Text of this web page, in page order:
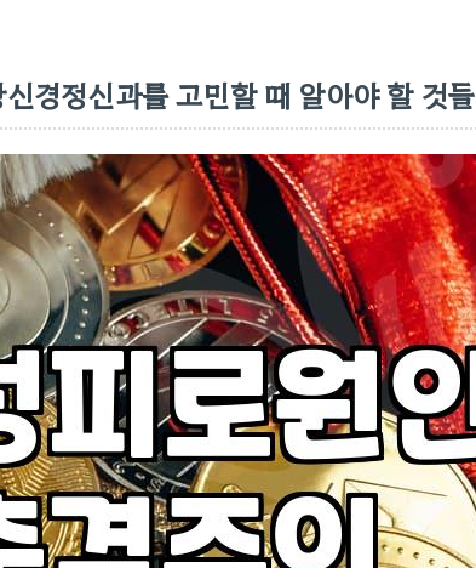
경정신과를 고민할 때 알아야 할 것들